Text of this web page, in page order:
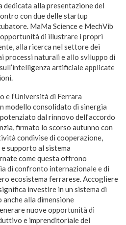
alla presentazione del
con due delle startup
MaMa Science e MechVib
di illustrare i propri
alla ricerca nel settore dei
processi naturali e allo sviluppo di
artificiale applicate
e l’Università di Ferrara
modello consolidato di sinergia
dal rinnovo dell’accordo
firmato lo scorso autunno con
condivise di cooperazione,
supporto al sistema
come questa offrono
di confronto internazionale e di
ecosistema ferrarese. Accogliere
investire in un sistema di
alla dimensione
nuove opportunità di
e imprenditoriale del